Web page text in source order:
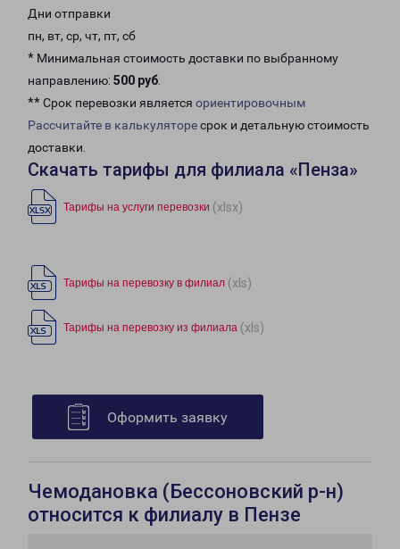
Дни отправки
пн, вт, ср, чт, пт, сб
* Минимальная стоимость доставки по выбранному
направлению: 500 руб.
** Срок перевозки является ориентировочным
Рассчитайте в калькуляторесрок и детальную стоимость
доставки.
Скачать тарифы для филиала «Пенза»
Тарифы на услуги перевозки (xlsx)
Тарифы на перевозку в филиал (xls)
Тарифы на перевозку из филиала (xls)
Оформить заявку
Чемодановка (Бессоновский р-н)
относится к филиалу в Пензе